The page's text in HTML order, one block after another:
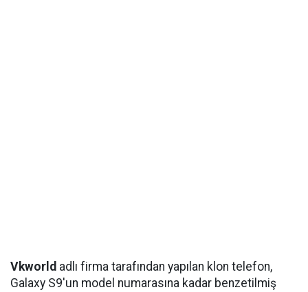
Vkworld adlı firma tarafından yapılan klon telefon,
Galaxy S9'un model numarasına kadar benzetilmiş